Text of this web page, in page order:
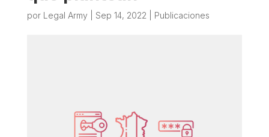
por Legal Army Sep 14, 2022 Publicaciones